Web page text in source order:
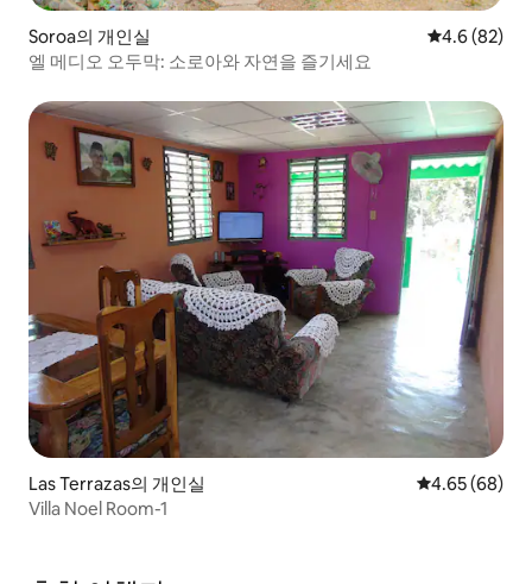
Soroa의 개인실 평점 4.6점(5
4.6 (82)
엘 메디오 오두막: 소로아와 자연을 즐기세요
Las Terrazas의 개인실 평점 4.65점(5
4.65 (68)
Villa Noel Room-1